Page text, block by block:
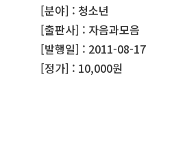
[분야] : 청소년
[출판사] : 자음과모음
[발행일] : 2011-08-17
[정가] : 10,000원